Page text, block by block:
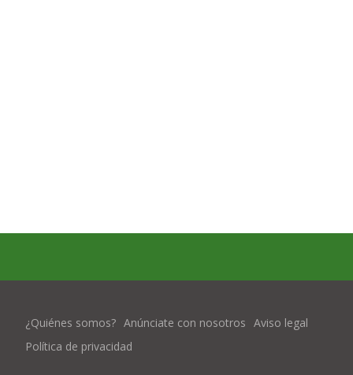
¿Quiénes somos? Anúnciate con nosotros Aviso legal
Política de privacidad